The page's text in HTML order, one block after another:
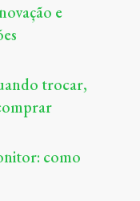
e
trocar,
como